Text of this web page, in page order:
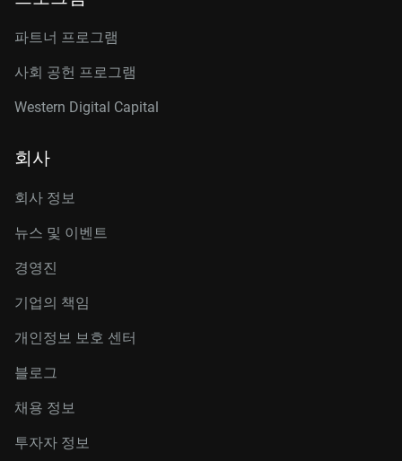
파트너 프로그램
사회 공헌 프로그램
Western Digital Capital
회사
회사 정보
뉴스 및 이벤트
경영진
기업의 책임
개인정보 보호 센터
블로그
채용 정보
투자자 정보